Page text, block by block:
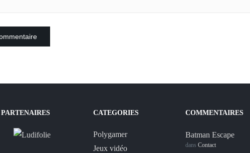
PARTENAIRES CATEGORIES
Polygamer
Jeux vidéo
COMMENTAIRES
Batman Escape
dans Contact